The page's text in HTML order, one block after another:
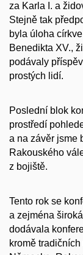
za Karla I. a
Stejně tak
byla úloha
Benedikta XV.,
podávaly
prostých lidí.
Poslední blok
prostředí
a na závěr jsme
Rakouského
z bojiště.
Tento rok se
a zejména
dodávala
kromě